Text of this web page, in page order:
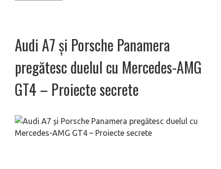
Audi A7 și Porsche Panamera
pregătesc duelul cu Mercedes-AMG
GT4 – Proiecte secrete